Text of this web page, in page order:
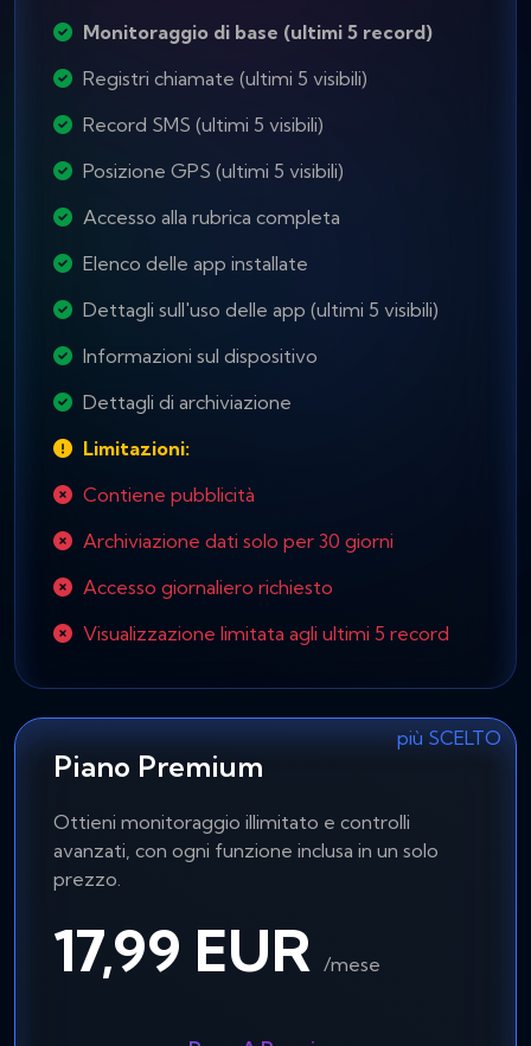
Monitoraggio di base (ultimi 5 record)
Registri chiamate (ultimi 5 visibili)
Record SMS (ultimi 5 visibili)
Posizione GPS (ultimi 5 visibili)
Accesso alla rubrica completa
Elenco delle app installate
Dettagli sull'uso delle app (ultimi 5 visibili)
Informazioni sul dispositivo
Dettagli di archiviazione
Limitazioni:
Contiene pubblicità
Archiviazione dati solo per 30 giorni
Accesso giornaliero richiesto
Visualizzazione limitata agli ultimi 5 record
più SCELTO
Piano Premium
Ottieni monitoraggio illimitato e controlli
avanzati, con ogni funzione inclusa in un solo
prezzo.
17,99 EUR /mese